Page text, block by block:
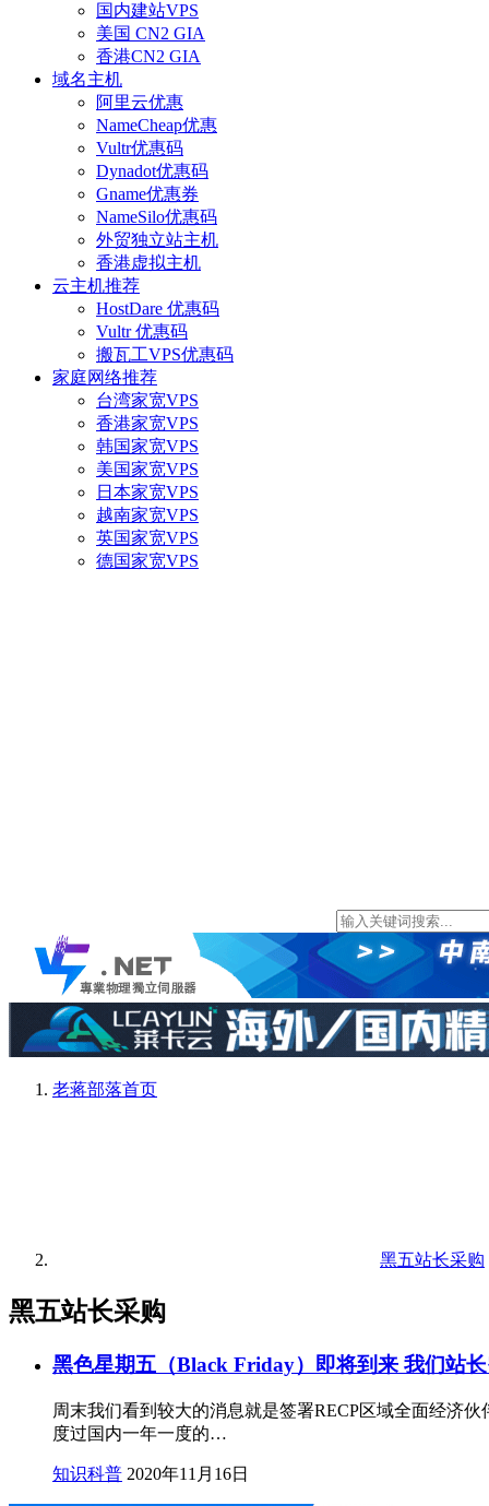
国内建站VPS
美国 CN2 GIA
香港CN2 GIA
域名主机
阿里云优惠
NameCheap优惠
Vultr优惠码
Dynadot优惠码
Gname优惠券
NameSilo优惠码
外贸独立站主机
香港虚拟主机
云主机推荐
HostDare 优惠码
Vultr 优惠码
搬瓦工VPS优惠码
家庭网络推荐
台湾家宽VPS
香港家宽VPS
韩国家宽VPS
美国家宽VPS
日本家宽VPS
越南家宽VPS
英国家宽VPS
德国家宽VPS
老蒋部落首页
黑五站长采购
黑五站长采购
黑色星期五（Black Friday）即将到来 我们站
周末我们看到较大的消息就是签署RECP区域全面经济
度过国内一年一度的…
知识科普 2020年11月16日